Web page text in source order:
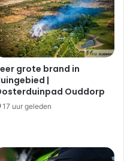
grote brand in
|
Ouddorp
17 uur geleden